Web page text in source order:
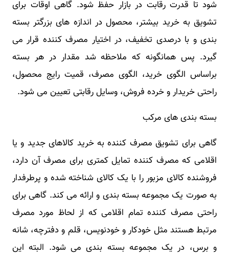
شود تا قدرت رقابت در بازار حفظ شود. گاهی اوقات برای
تشویق به خرید بیشتر، محصول در اندازه های بزرگتر بسته
بندی و با درصدی تخفیف، در اختیار مصرف کننده قرار می
گیرد. پس همانگونه که ملاحظه شد مقدار در هر بسته
براساس الگوی خرید، الگوی مصرف، قمیت رایج محصول،
راحتی خریدار و خرده فروش، وسایل رقابتی تعیین می شود.
بسته بندی های مرکب
گاهی برای تشویق مصرف کننده به خرید کالاهای جدید و یا
اقلامی که مصرف کننده تمایل کمتری برای مصرف آن دارد،
فروشنده کالای مزبور را با یک کالای شناخته شده و پرطرفدار
به صورت یک مجموعه بسته بندی و ارائه می کند. گاهی برای
راحتی مصرف کننده تمام اقلامی که از لحاظ مورد مصرف
مرتبط هستند مثل خودکار و خودنویس، قلم و دفترچه، شانه
و برس، در یک مجموعه بسته بندی می شود. البته این